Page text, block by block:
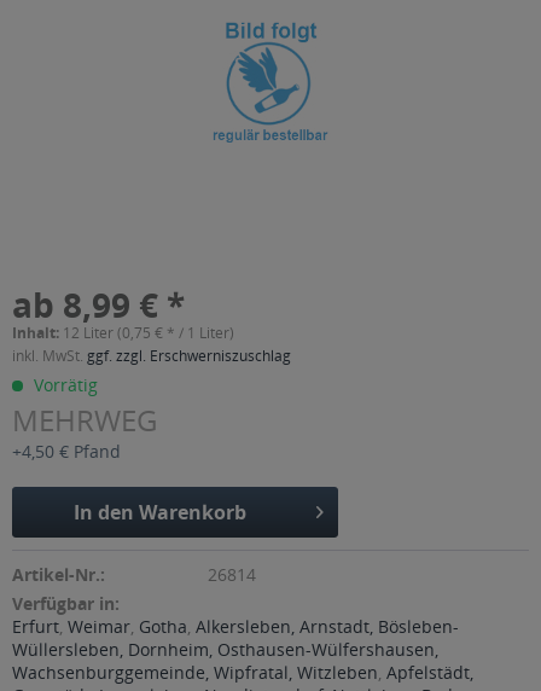
ab 8,99 € *
Inhalt: 12 Liter (0,75 € * / 1 Liter)
inkl. MwSt. ggf. zzgl. Erschwerniszuschlag
Vorrätig
MEHRWEG
+4,50 € Pfand
In den Warenkorb
Artikel-Nr.:
26814
Verfügbar in:
Erfurt, Weimar, Gotha, Alkersleben, Arnstadt, Bösleben-
Wüllersleben, Dornheim, Osthausen-Wülfershausen,
Wachsenburggemeinde, Wipfratal, Witzleben, Apfelstädt,